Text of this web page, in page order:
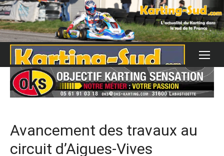
Skip
to
content
Avancement des travaux au
circuit d’Aigues-Vives